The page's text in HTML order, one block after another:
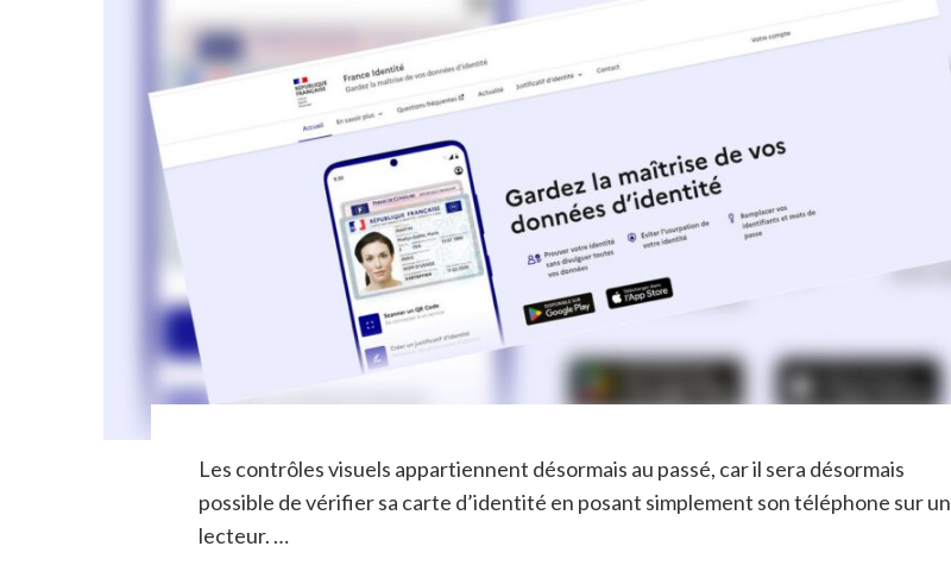
Les contrôles visuels appartiennent désormais au passé, car il sera désormais
possible de vérifier sa carte d’identité en posant simplement son téléphone sur un
lecteur. …